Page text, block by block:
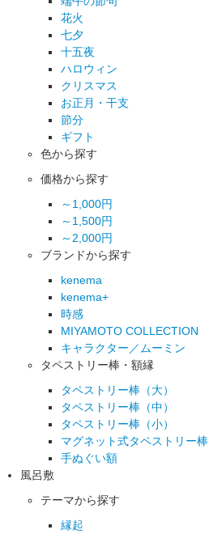
花火
七夕
十五夜
ハロウィン
クリスマス
お正月・干支
節分
ギフト
色から探す
価格から探す
～1,000円
～1,500円
～2,000円
ブランドから探す
kenema
kenema+
時感
MIYAMOTO COLLECTION
キャラクター／ムーミン
タペストリー棒・額縁
タペストリー棒（大）
タペストリー棒（中）
タペストリー棒（小）
マグネット式タペストリー棒
手ぬぐい額
風呂敷
テーマから探す
縁起